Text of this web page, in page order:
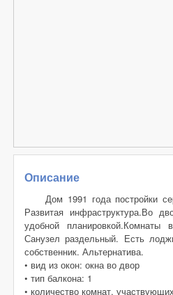
Описание
Дом 1991 года постройки
Развитая инфраструктура.Во
удобной
Санузел раздельный. Есть
собственник. Альтернатива.
• вид из окон: окна во двор
• тип балкона: 1
• количество комнат,